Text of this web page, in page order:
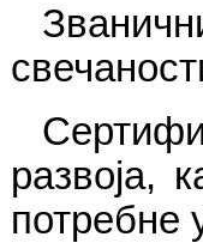
развоја,
потребне